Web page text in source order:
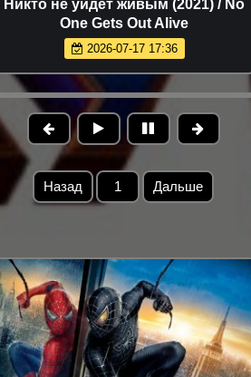
Никто не уйдёт живым (2021) / No
One Gets Out Alive
2026-07-17 17:36
Назад 1 Дальше